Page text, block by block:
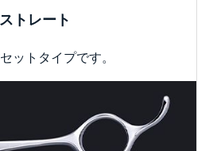
ストレート
ットタイプです。